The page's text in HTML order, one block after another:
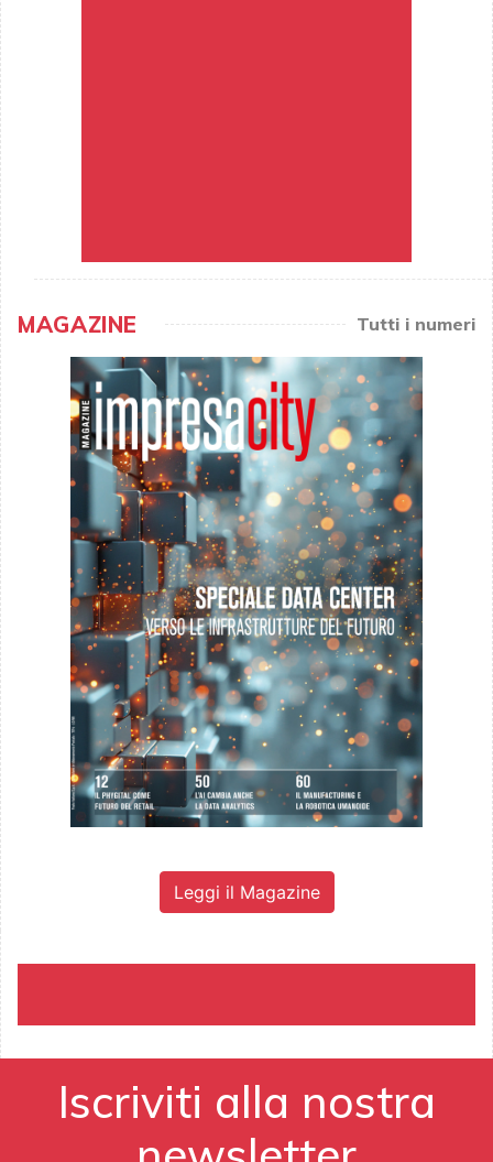
MAGAZINE Tutti i numeri
Leggi il Magazine
Iscriviti alla nostra